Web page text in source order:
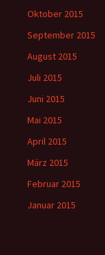
Oktober 2015
September 2015
August 2015
Juli 2015
Juni 2015
Mai 2015
April 2015
März 2015
Februar 2015
Januar 2015